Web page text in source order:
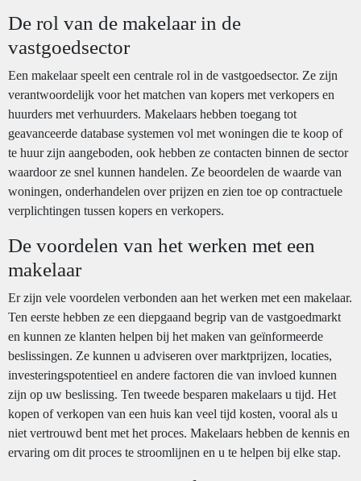
De rol van de makelaar in de
vastgoedsector
Een makelaar speelt een centrale rol in de vastgoedsector. Ze zijn
verantwoordelijk voor het matchen van kopers met verkopers en
huurders met verhuurders. Makelaars hebben toegang tot
geavanceerde database systemen vol met woningen die te koop of
te huur zijn aangeboden, ook hebben ze contacten binnen de sector
waardoor ze snel kunnen handelen. Ze beoordelen de waarde van
woningen, onderhandelen over prijzen en zien toe op contractuele
verplichtingen tussen kopers en verkopers.
De voordelen van het werken met een
makelaar
Er zijn vele voordelen verbonden aan het werken met een makelaar.
Ten eerste hebben ze een diepgaand begrip van de vastgoedmarkt
en kunnen ze klanten helpen bij het maken van geïnformeerde
beslissingen. Ze kunnen u adviseren over marktprijzen, locaties,
investeringspotentieel en andere factoren die van invloed kunnen
zijn op uw beslissing. Ten tweede besparen makelaars u tijd. Het
kopen of verkopen van een huis kan veel tijd kosten, vooral als u
niet vertrouwd bent met het proces. Makelaars hebben de kennis en
ervaring om dit proces te stroomlijnen en u te helpen bij elke stap.